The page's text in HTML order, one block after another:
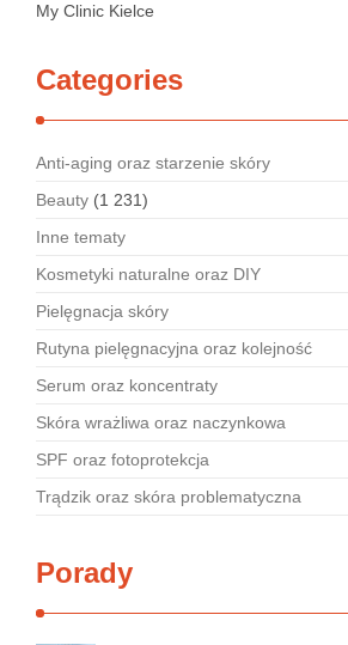
My Clinic Kielce
Categories
Anti-aging oraz starzenie skóry
Beauty (1 231)
Inne tematy
Kosmetyki naturalne oraz DIY
Pielęgnacja skóry
Rutyna pielęgnacyjna oraz kolejność
Serum oraz koncentraty
Skóra wrażliwa oraz naczynkowa
SPF oraz fotoprotekcja
Trądzik oraz skóra problematyczna
Porady